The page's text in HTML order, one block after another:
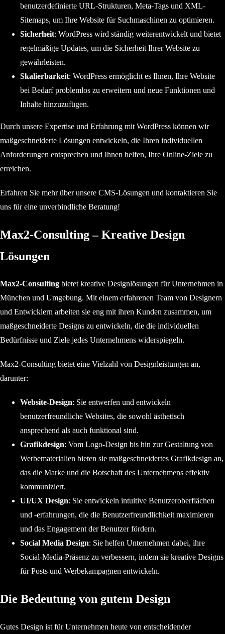
benutzerdefinierte URL-Strukturen, Meta-Tags und XML-
Sitemaps, um Ihre Website für Suchmaschinen zu optimieren.
Sicherheit: WordPress wird ständig weiterentwickelt und bietet
regelmäßige Updates, um die Sicherheit Ihrer Website zu
gewährleisten.
Skalierbarkeit: WordPress ermöglicht es Ihnen, Ihre Website
bei Bedarf problemlos zu erweitern und neue Funktionen und
Inhalte hinzuzufügen.
Durch unsere Expertise und Erfahrung mit WordPress können wir
maßgeschneiderte Lösungen entwickeln, die Ihren individuellen
Anforderungen entsprechen und Ihnen helfen, Ihre Online-Ziele zu
erreichen.
Erfahren Sie mehr über unsere CMS-Lösungen und kontaktieren Sie
uns für eine unverbindliche Beratung!
Max2-Consulting – Kreative Design
Lösungen
Max2-Consultingbietet kreative Designlösungen für Unternehmen in
München und Umgebung. Mit einem erfahrenen Team von Designern
und Entwicklern arbeiten sie eng mit ihren Kunden zusammen, um
maßgeschneiderte Designs zu entwickeln, die die individuellen
Bedürfnisse und Ziele jedes Unternehmens widerspiegeln.
Max2-Consulting bietet eine Vielzahl von Designleistungen an,
darunter:
Website-Design: Sie entwerfen und entwickeln
benutzerfreundliche Websites, die sowohl ästhetisch
ansprechend als auch funktional sind.
Grafikdesign: Vom Logo-Design bis hin zur Gestaltung von
Werbematerialien bieten sie maßgeschneidertes Grafikdesign an,
das die Marke und die Botschaft des Unternehmens effektiv
kommuniziert.
UI/UX Design: Sie entwickeln intuitive Benutzeroberflächen
und -erfahrungen, die die Benutzerfreundlichkeit maximieren
und das Engagement der Benutzer fördern.
Social Media Design: Sie helfen Unternehmen dabei, ihre
Social-Media-Präsenz zu verbessern, indem sie kreative Designs
für Posts und Werbekampagnen entwickeln.
Die Bedeutung von gutem Design
Gutes Design ist für Unternehmen heute von entscheidender